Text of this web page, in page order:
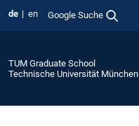
de en Google Suche
TUM Graduate School
Technische Universität München